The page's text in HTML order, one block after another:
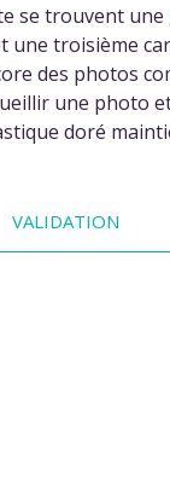
se trouvent une
une troisième
des photos
une photo
doré
VALIDATION